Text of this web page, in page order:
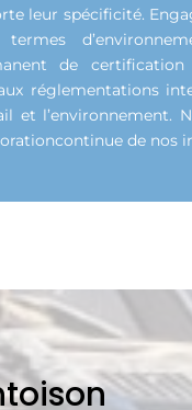
leur spécificité.
de
réglementations
et l’environnement.
de nos